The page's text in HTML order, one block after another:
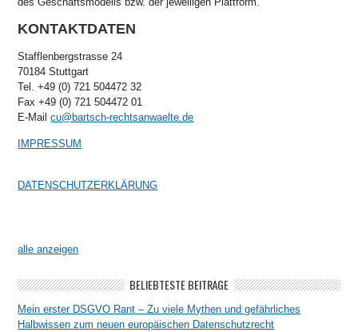
KONTAKTDATEN
Stafflenbergstrasse 24
70184 Stuttgart
Tel. +49 (0) 721 504472 32
Fax +49 (0) 721 504472 01
E-Mailcu@bartsch-rechtsanwaelte.de
IMPRESSUM
DATENSCHUTZERKLÄRUNG
alle anzeigen
BELIEBTESTE BEITRÄGE
Mein erster DSGVO Rant – Zu viele Mythen und gefährliches
Halbwissen zum neuen europäischen Datenschutzrecht